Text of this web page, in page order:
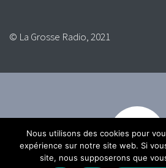
© La Grosse Radio, 2021
Nous utilisons des cookies pour
expérience sur notre site web. Si
site, nous supposerons que